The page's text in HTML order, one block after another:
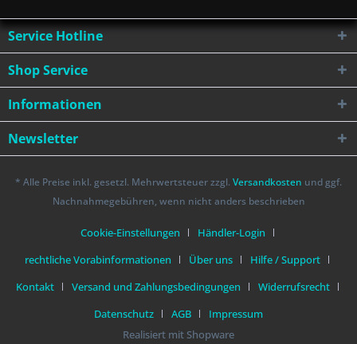
Service Hotline
Shop Service
Informationen
Newsletter
* Alle Preise inkl. gesetzl. Mehrwertsteuer zzgl. Versandkosten und ggf.
Nachnahmegebühren, wenn nicht anders beschrieben
Cookie-Einstellungen
Händler-Login
rechtliche Vorabinformationen
Über uns
Hilfe / Support
Kontakt
Versand und Zahlungsbedingungen
Widerrufsrecht
Datenschutz
AGB
Impressum
Realisiert mit Shopware